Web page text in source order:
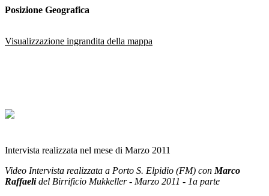
Posizione Geografica
Visualizzazione ingrandita della mappa
Intervista realizzata nel mese di Marzo 2011
Video Intervista realizzata a Porto S. Elpidio (FM) con Marco
Raffaelidel Birrificio Mukkeller - Marzo 2011 - 1a parte